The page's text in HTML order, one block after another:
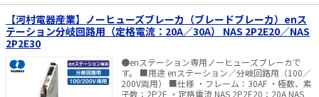
【河村電器産業】ノーヒューズブレーカ（ブレードブレーカ）enス
テーション分岐回路用（定格電流：20A／30A） NAS 2P2E20／NAS
2P2E30
●enステーション専用ノーヒューズブレーカで
す。 ■用途 enステーション／分岐回路用（100／
200V両用） ■仕様 ・フレーム：30AF ・極数、素
子数：2P2E ・定格電流 NAS 2P2E20：20A NAS